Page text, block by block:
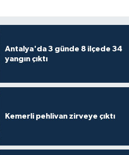
Antalya'da 3 günde 8 ilçede 34
yangın çıktı
Kemerli pehlivan zirveye çıktı